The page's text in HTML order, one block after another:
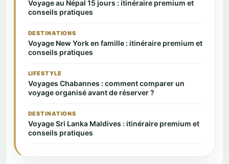
Voyage au Népal 15 jours : itinéraire premium et
conseils pratiques
DESTINATIONS
Voyage New York en famille : itinéraire premium et
conseils pratiques
LIFESTYLE
Voyages Chabannes : comment comparer un
voyage organisé avant de réserver ?
DESTINATIONS
Voyage Sri Lanka Maldives : itinéraire premium et
conseils pratiques